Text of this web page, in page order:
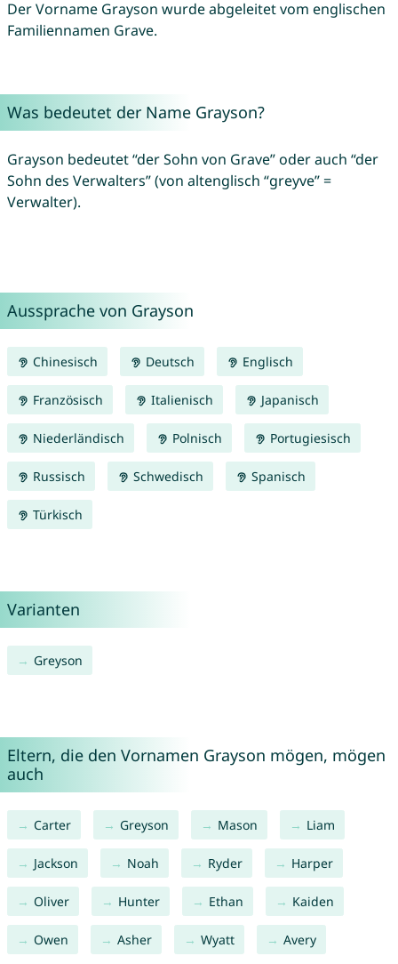
Der Vorname Grayson wurde abgeleitet vom englischen
Familiennamen Grave.
Was bedeutet der Name Grayson?
Grayson bedeutet “der Sohn von Grave” oder auch “der
Sohn des Verwalters” (von altenglisch “greyve” =
Verwalter).
Aussprache von Grayson
Chinesisch Deutsch Englisch
Französisch Italienisch Japanisch
Niederländisch Polnisch Portugiesisch
Russisch Schwedisch Spanisch
Türkisch
Varianten
Greyson
Eltern, die den Vornamen Grayson mögen, mögen
auch
Carter Greyson Mason Liam
Jackson Noah Ryder Harper
Oliver Hunter Ethan Kaiden
Owen Asher Wyatt Avery